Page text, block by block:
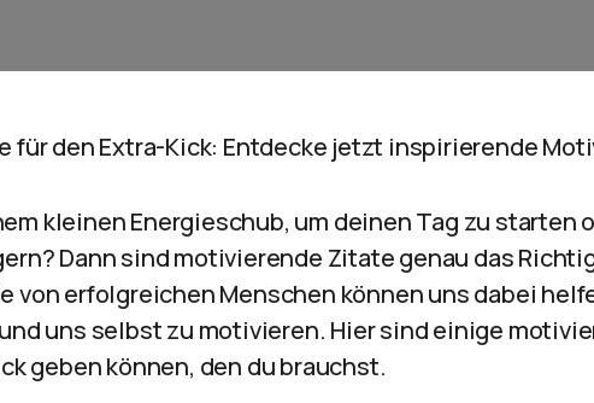
für den Extra-Kick: Entdecke jetzt inspirierende
kleinen Energieschub, um deinen Tag zu starten
Dann sind motivierende Zitate genau das
von erfolgreichen Menschen können uns dabei
uns selbst zu motivieren. Hier sind einige
geben können, den du brauchst.